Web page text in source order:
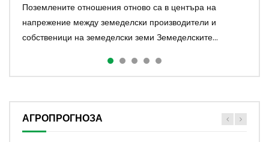
Поземлените отношения отново са в центъра на
напрежение между земеделски производители и
собственици на земеделски земи Земеделските...
АГРОПРОГНОЗА